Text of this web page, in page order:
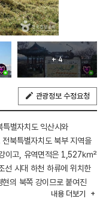
+ 4
관광정보 수정요청
별자치도 익산시와
북특별자치도 북부 지역을
강이고, 유역면적은 1,527㎢
선 시대 하천 하류에 위치한
의 북쪽 강이므로 붙여진
는 넓은 들을 의미한다.
내용 더보기